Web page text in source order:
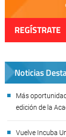
REGÍSTRATE
Noticias
Más
edición de la
Vuelve Incuba